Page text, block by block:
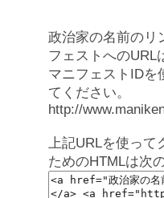
政治家の名前のリ
フェストへのURL
マニフェストIDを
てください。
http://
上記URLを使って
ためのHTMLは次